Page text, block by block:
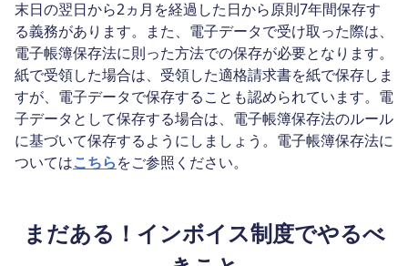
末日の翌日から2ヵ月を経過した日から原則7年間保存す
る義務があります。また、電子データで受け取った際は、
電子帳簿保存法に則った方法での保存が必要となります。
紙で受領した場合は、受領した適格請求書を紙で保存しま
すが、電子データで保存することも認められています。電
子データとして保存する場合は、電子帳簿保存法のルール
に基づいて保存するようにしましょう。電子帳簿保存法に
ついてはこちらをご参照ください。
まだある！インボイス制度でやるべ